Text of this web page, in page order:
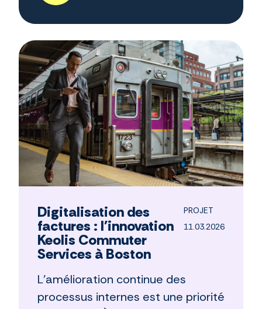
Digitalisation des
factures : l'innovation
Keolis Commuter
Services à Boston
PROJET
11.03.2026
L’amélioration continue des
processus internes est une priorité